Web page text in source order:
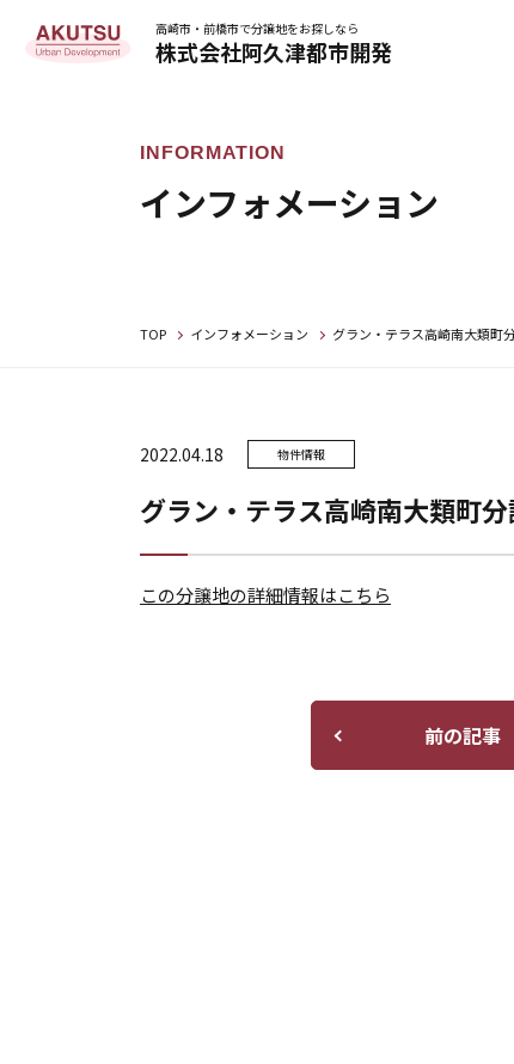
高崎市・前橋市で分譲地をお探しなら
株式会社阿久津都市開発
インフォメーション
TOP インフォメーション グラン・テラス高崎南大類町
2022.04.18 物件情報
グラン・テラス高崎南大類町
この分譲地の詳細情報はこちら
前の記事